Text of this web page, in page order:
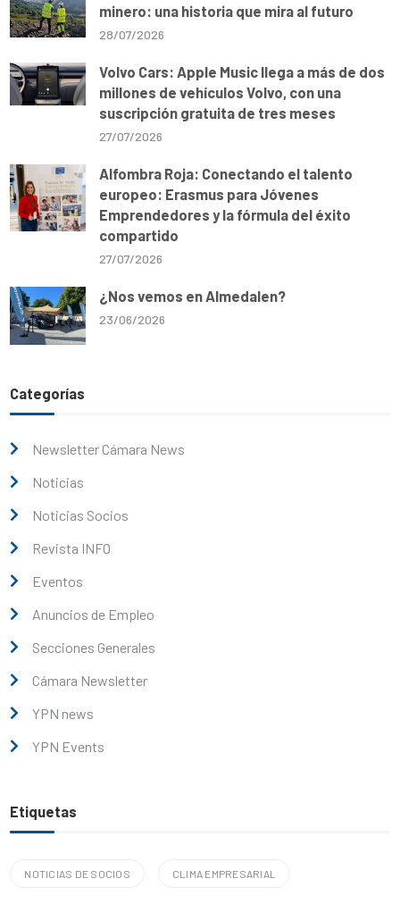
minero: una historia que mira al futuro
28/07/2026
Volvo Cars: Apple Music llega a más de dos
millones de vehículos Volvo, con una
suscripción gratuita de tres meses
27/07/2026
Alfombra Roja: Conectando el talento
europeo: Erasmus para Jóvenes
Emprendedores y la fórmula del éxito
compartido
27/07/2026
¿Nos vemos en Almedalen?
23/06/2026
Categorías
Newsletter Cámara News
Noticias
Noticias Socios
Revista INFO
Eventos
Anuncios de Empleo
Secciones Generales
Cámara Newsletter
YPN news
YPN Events
Etiquetas
NOTICIAS DE SOCIOS CLIMA EMPRESARIAL